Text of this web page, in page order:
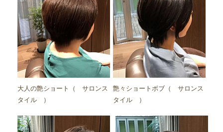
大人の艶ショート（ サロンス
タイル ）
艶々ショートボブ（ サロンス
タイル ）